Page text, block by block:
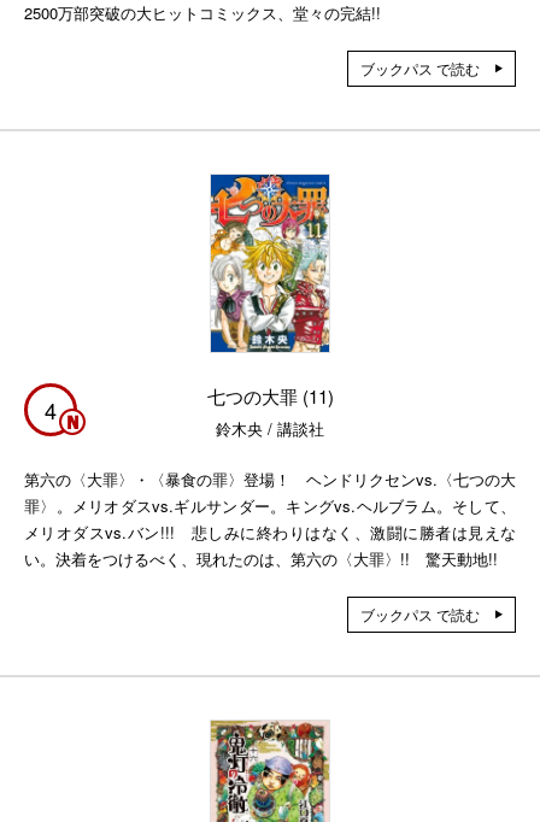
2500万部突破の大ヒットコミックス、堂々の完結!!
ブックパス で読む
4 七つの大罪 (11)
鈴木央 / 講談社
第六の〈大罪〉・〈暴食の罪〉登場！ ヘンドリクセンvs.〈七つの大
罪〉。メリオダスvs.ギルサンダー。キングvs.ヘルブラム。そして、
メリオダスvs.バン!!! 悲しみに終わりはなく、激闘に勝者は見えな
い。決着をつけるべく、現れたのは、第六の〈大罪〉!! 驚天動地!!
ブックパス で読む